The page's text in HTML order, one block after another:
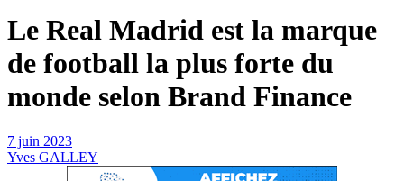
Le Real Madrid est la marque
de football la plus forte du
monde selon Brand Finance
7 juin 2023
Yves GALLEY